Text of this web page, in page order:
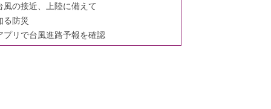
風の接近、上陸に備えて
る防災
プリで台風進路予報を確認